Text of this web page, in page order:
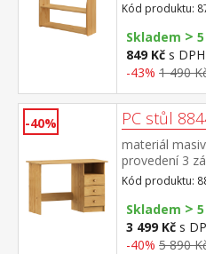
Kód produktu:
Skladem >
849 Kč s DPH
-43% 1 490
-40% PC stůl
materiál
provedení 3
(montáž
rozměr
cm bez
Kód produktu:
Skladem >
3 499 Kč s
-40% 5 890